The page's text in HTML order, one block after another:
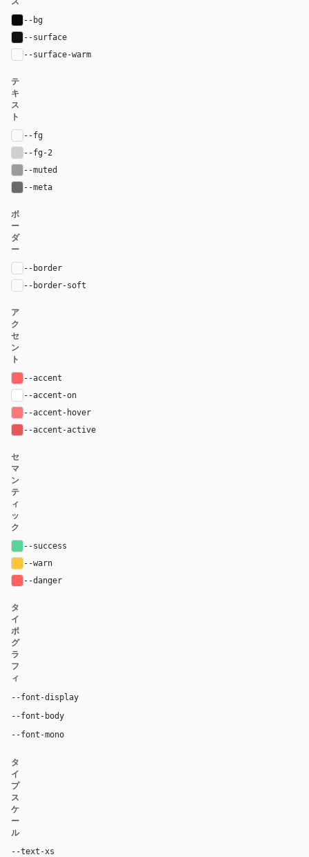
--bg
--surface
--surface-warm
テ
キ
ス
ト
--fg
--fg-2
--muted
--meta
ボ
ー
ダ
ー
--border
--border-soft
ア
ク
セ
ン
ト
--accent
--accent-on
--accent-hover
--accent-active
セ
マ
ン
テ
ィ
ッ
ク
--success
--warn
--danger
タ
イ
ポ
グ
ラ
フ
ィ
--font-display
--font-body
--font-mono
タ
イ
プ
ス
ケ
ー
ル
--text-xs